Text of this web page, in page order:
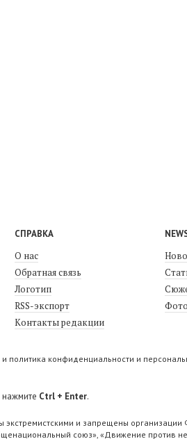
СПРАВКА
О нас
Обратная связь
Логотип
RSS-экспорт
Контакты редакции
Фото
политика конфиденциальности и
Ctrl + Enter.
экстремистскими и запрещены
союз», «Движение против